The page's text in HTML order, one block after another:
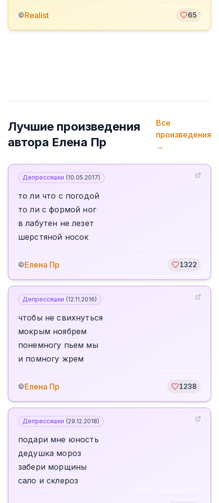
©Realist 65
Лучшие произведения
автора Елена Пр
Все
произведения
→
Депрессяшки (10.05.2017)
то ли что с погодой
то ли с формой ног
в лабутен не лезет
шерстяной носок
©Елена Пр 1322
Депрессяшки (12.11.2016)
чтобы не свихнуться
мокрым ноябрем
понемногу пьем мы
и помногу жрем
©Елена Пр 1238
Депрессяшки (29.12.2018)
подари мне юность
дедушка мороз
забери морщины
сало и склероз